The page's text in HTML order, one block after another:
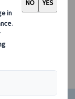
denne